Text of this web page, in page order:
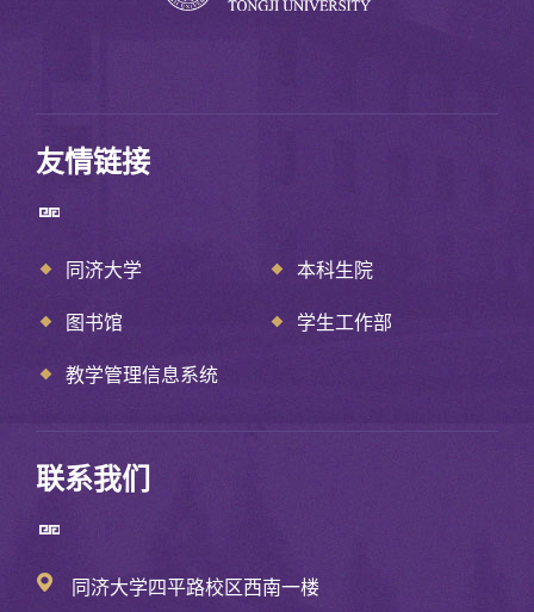
友情链接
同济大学 本科生院
图书馆 学生工作部
教学管理信息系统
联系我们
同济大学四平路校区西南一楼